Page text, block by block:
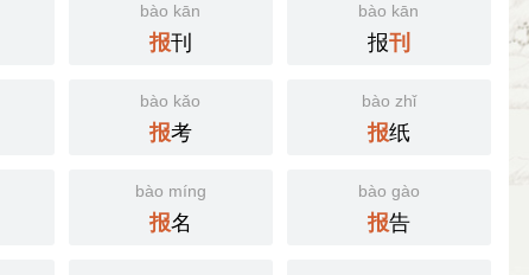
bào kān
报刊
bào kān
报刊
bào kǎo
报考
bào zhǐ
报纸
bào míng
报名
bào gào
报告